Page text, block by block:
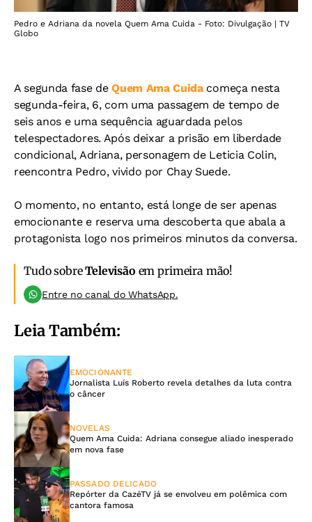
Pedro e Adriana da novela Quem Ama Cuida - Foto: Divulgação | TV
Globo
A segunda fase deQuem Ama Cuidacomeça nesta
segunda-feira, 6, com uma passagem de tempo de
seis anos e uma sequência aguardada pelos
telespectadores. Após deixar a prisão em liberdade
condicional, Adriana, personagem de Leticia Colin,
reencontra Pedro, vivido por Chay Suede.
O momento, no entanto, está longe de ser apenas
emocionante e reserva uma descoberta que abala a
protagonista logo nos primeiros minutos da conversa.
Tudo sobreTelevisão em primeira mão!
Entre no canal do WhatsApp.
Leia Também:
EMOCIONANTE
Jornalista Luís Roberto revela detalhes da luta contra
o câncer
NOVELAS
Quem Ama Cuida: Adriana consegue aliado inesperado
em nova fase
PASSADO DELICADO
Repórter da CazéTV já se envolveu em polêmica com
cantora famosa